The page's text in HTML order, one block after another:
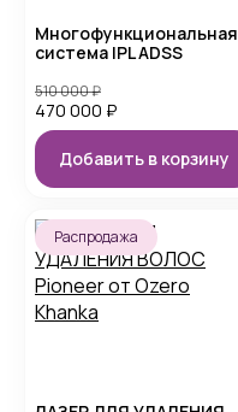
Многофункциональная
система IPL ADSS
470 000 ₽
510 000₽
Добавить в корзину
Распродажа